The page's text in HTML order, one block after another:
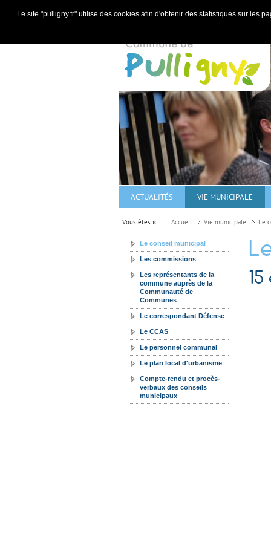
Le site "pulligny.fr" utilise des cookies afin d'obtenir des statistiques sur les
ACTUALITÉS VIE MUNICIPALE
Vous êtes ici : Accueil Vie municipale Le
Le conseil municipal
Les commissions
Les représentants de la
commune auprès de la
Communauté de
Communes
Le correspondant Défense
Le CCAS
Le personnel communal
Le plan local d'urbanisme
Compte-rendu et procès-
verbaux des conseils
municipaux